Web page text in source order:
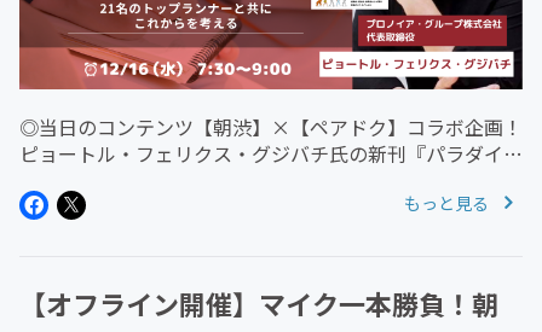
◎当日のコンテンツ【朝渋】×【ペアドク】コラボ企画！
ピョートル・フェリクス・グジバチ氏の新刊『パラダイム
を題材に、朝は朝渋、夜はペアドクにてイベントを開催し
もっと見る
【オフライン開催】マイク一本勝負！朝